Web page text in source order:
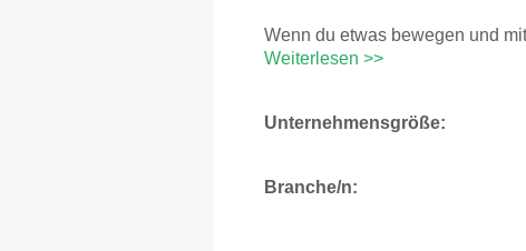
Wenn du etwas bewegen und
Weiterlesen >>
Unternehmensgröße:
Branche/n: